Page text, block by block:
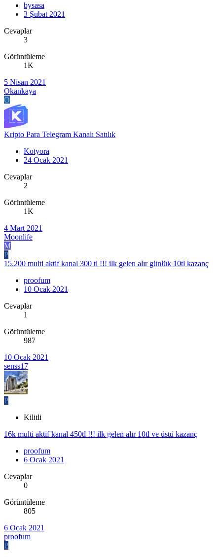
bysasa
3 Şubat 2021
Cevaplar
3
Görüntüleme
1K
5 Nisan 2021
Okankaya
O
Kripto Para Telegram Kanalı Satılık
Kotyora
24 Ocak 2021
Cevaplar
2
Görüntüleme
1K
4 Mart 2021
Moonlife
M
P
15.200 multi aktif kanal 300 tl !!! ilk gelen alır günlük 10tl kazanç
proofum
10 Ocak 2021
Cevaplar
1
Görüntüleme
987
10 Ocak 2021
senss17
P
Kilitli
16k multi aktif kanal 450tl !!! ilk gelen alır 10tl ve üstü kazanç
proofum
6 Ocak 2021
Cevaplar
0
Görüntüleme
805
6 Ocak 2021
proofum
P